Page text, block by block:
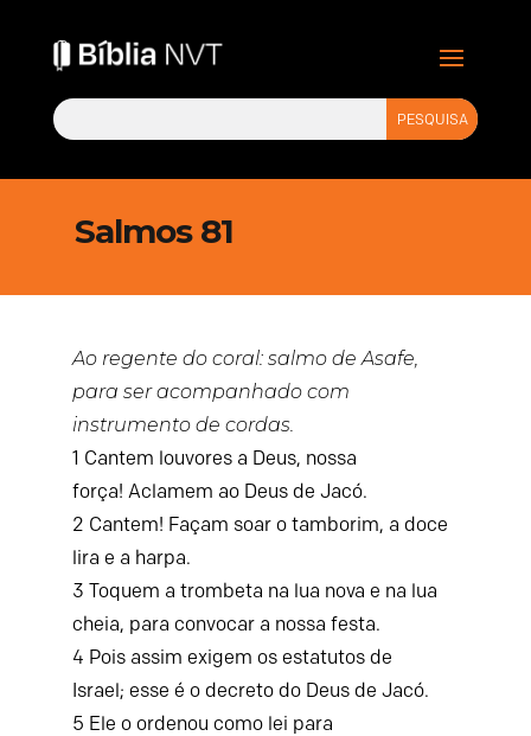
Salmos 81
Ao regente do coral: salmo de Asafe,
para ser acompanhado com
instrumento de cordas.
1 Cantem louvores a Deus, nossa
força! Aclamem ao Deus de Jacó.
2 Cantem! Façam soar o tamborim, a doce
lira e a harpa.
3 Toquem a trombeta na lua nova e na lua
cheia, para convocar a nossa festa.
4 Pois assim exigem os estatutos de
Israel; esse é o decreto do Deus de Jacó.
5 Ele o ordenou como lei para